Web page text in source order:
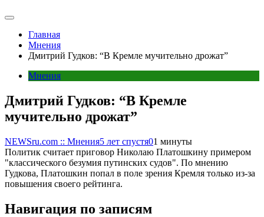
Главная
Мнения
Дмитрий Гудков: “В Кремле мучительно дрожат”
Мнения
Дмитрий Гудков: “В Кремле
мучительно дрожат”
NEWSru.com :: Мнения5 лет спустя01 минуты
Политик считает приговор Николаю Платошкину примером
"классического безумия путинских судов". По мнению
Гудкова, Платошкин попал в поле зрения Кремля только из-за
повышения своего рейтинга.
Навигация по записям